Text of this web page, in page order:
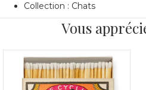
Collection : Chats
Vous